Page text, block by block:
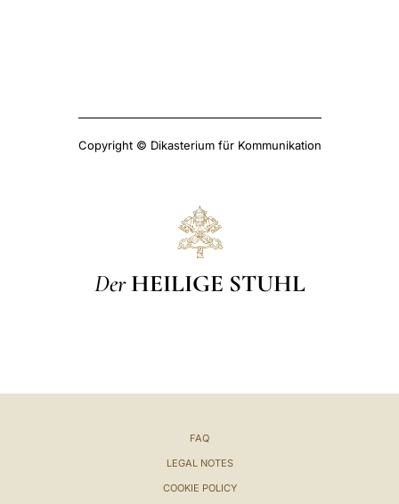
Copyright © Dikasterium für Kommunikation
Der HEILIGE STUHL
FAQ
LEGAL NOTES
COOKIE POLICY